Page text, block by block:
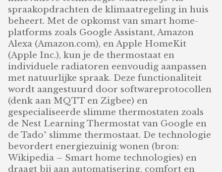
spraakopdrachten de klimaatregeling in huis
beheert. Met de opkomst van smart home-
platforms zoals Google Assistant, Amazon
Alexa (Amazon.com), en Apple HomeKit
(Apple Inc.), kun je de thermostaat en
individuele radiatoren eenvoudig aanpassen
met natuurlijke spraak. Deze functionaliteit
wordt aangestuurd door softwareprotocollen
(denk aan MQTT en Zigbee) en
gespecialiseerde slimme thermostaten zoals
de Nest Learning Thermostat van Google en
de Tado° slimme thermostaat. De technologie
bevordert energiezuinig wonen (bron:
Wikipedia – Smart home technologies) en
draagt bij aan automatisering, comfort en